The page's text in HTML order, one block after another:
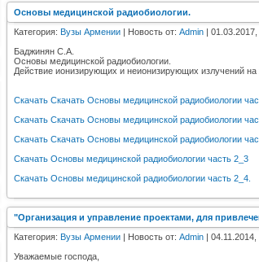
Основы медицинской радиобиологии.
Категория: Вузы Армении | Новость от: Admin |
Баджинян С.А.
Основы медицинской радиобиологии.
Действие ионизирующих и неионизирующих излучений
Скачать Скачать Основы медицинской радиобиологии
Скачать Скачать Основы медицинской радиобиологии
Скачать Скачать Основы медицинской радиобиологии
Скачать Основы медицинской радиобиологии часть 2_3
Скачать Основы медицинской радиобиологии часть 2_4.
"Организация и управление проектами, для
Категория: Вузы Армении | Новость от: Admin | 04.11.2014,
Уважаемые господа,